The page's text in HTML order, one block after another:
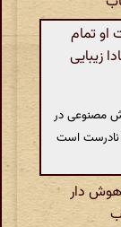
تمام
زیبایی
مصنوعی در
نادرست است
دار